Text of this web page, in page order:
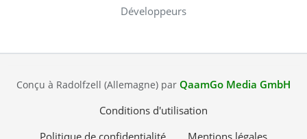
Développeurs
Conçu à Radolfzell (Allemagne) par QaamGo Media GmbH
Conditions d'utilisation
Politique de confidentialité
Mentions légales